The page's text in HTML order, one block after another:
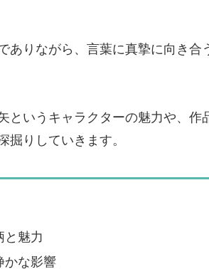
りながら、言葉に真摯に向き合
というキャラクターの魅力や、作
掘りしていきます。
と魅力
かな影響